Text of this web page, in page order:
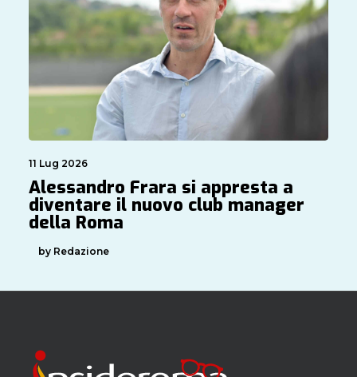
11 Lug 2026
Alessandro Frara si appresta a
diventare il nuovo club manager
della Roma
by Redazione